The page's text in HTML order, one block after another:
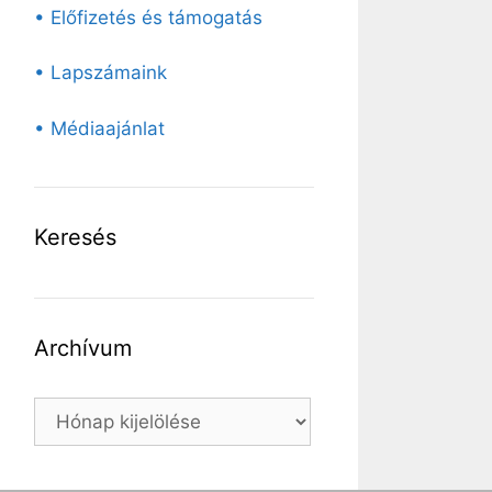
• Előfizetés és támogatás
• Lapszámaink
• Médiaajánlat
Keresés
Archívum
Archívum